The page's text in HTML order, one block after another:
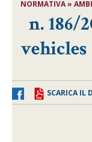
NORMATIVA »
n. 186/
vehicles
SCARICA IL